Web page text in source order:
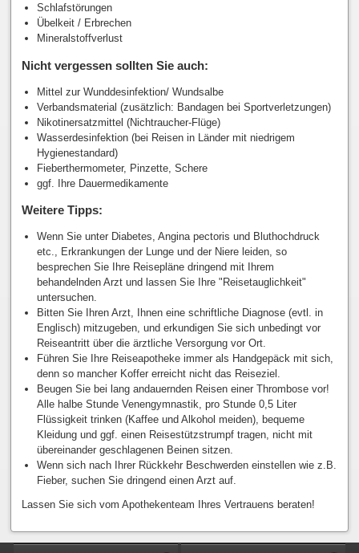
Schlafstörungen
Übelkeit / Erbrechen
Mineralstoffverlust
Nicht vergessen sollten Sie auch:
Mittel zur Wunddesinfektion/ Wundsalbe
Verbandsmaterial (zusätzlich: Bandagen bei Sportverletzungen)
Nikotinersatzmittel (Nichtraucher-Flüge)
Wasserdesinfektion (bei Reisen in Länder mit niedrigem
Hygienestandard)
Fieberthermometer, Pinzette, Schere
ggf. Ihre Dauermedikamente
Weitere Tipps:
Wenn Sie unter Diabetes, Angina pectoris und Bluthochdruck
etc., Erkrankungen der Lunge und der Niere leiden, so
besprechen Sie Ihre Reisepläne dringend mit Ihrem
behandelnden Arzt und lassen Sie Ihre "Reisetauglichkeit"
untersuchen.
Bitten Sie Ihren Arzt, Ihnen eine schriftliche Diagnose (evtl. in
Englisch) mitzugeben, und erkundigen Sie sich unbedingt vor
Reiseantritt über die ärztliche Versorgung vor Ort.
Führen Sie Ihre Reiseapotheke immer als Handgepäck mit sich,
denn so mancher Koffer erreicht nicht das Reiseziel.
Beugen Sie bei lang andauernden Reisen einer Thrombose vor!
Alle halbe Stunde Venengymnastik, pro Stunde 0,5 Liter
Flüssigkeit trinken (Kaffee und Alkohol meiden), bequeme
Kleidung und ggf. einen Reisestützstrumpf tragen, nicht mit
übereinander geschlagenen Beinen sitzen.
Wenn sich nach Ihrer Rückkehr Beschwerden einstellen wie z.B.
Fieber, suchen Sie dringend einen Arzt auf.
Lassen Sie sich vom Apothekenteam Ihres Vertrauens beraten!